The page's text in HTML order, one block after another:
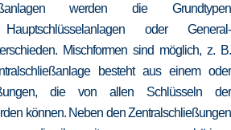
werden die Grundtypen
Hauptschlüsselanlagen oder General-
Mischformen sind möglich, z. B.
besteht aus einem oder
die von allen Schlüsseln der
können. Neben den Zentralschließungen